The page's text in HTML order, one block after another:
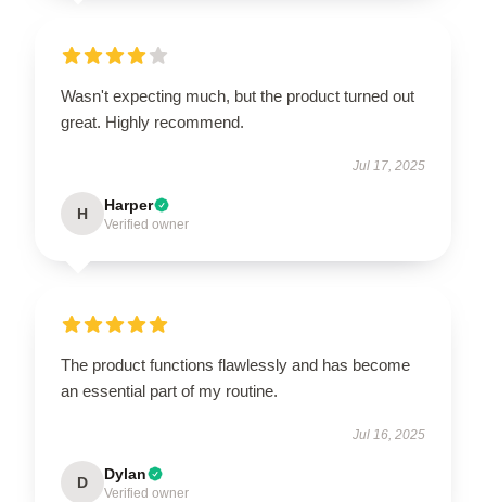
Wasn't expecting much, but the product turned out
great. Highly recommend.
Jul 17, 2025
H Harper
Verified owner
The product functions flawlessly and has become
an essential part of my routine.
Jul 16, 2025
D Dylan
Verified owner